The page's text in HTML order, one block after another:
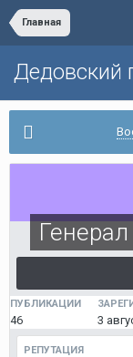
Главная
Дедовский
ПУБЛИКАЦИИ
46 3
РЕПУТАЦИЯ